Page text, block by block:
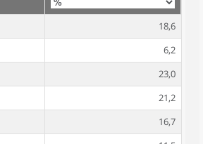
18,6
6,2
23,0
21,2
16,7